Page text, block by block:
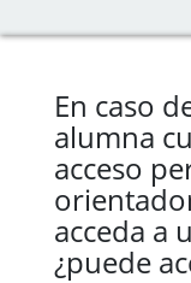
En caso
alumna
acceso
acceda a
¿puede